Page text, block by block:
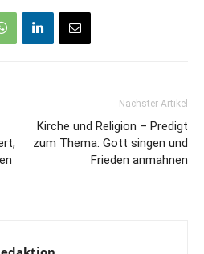
Nächster Artikel
Kirche und Religion – Predigt
zum Thema: Gott singen und
Frieden anmahnen